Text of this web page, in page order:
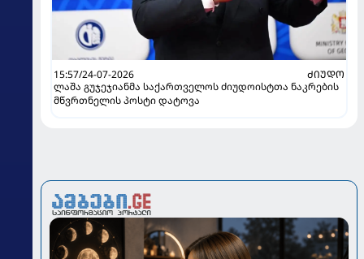
15:57/24-07-2026
ᲫᲘᲣᲓᲝ
ლაშა გუჯეჯიანმა საქართველოს ძიუდოისტთა ნაკრების
მწვრთნელის პოსტი დატოვა